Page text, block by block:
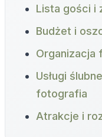
Lista gości i
Budżet i
Organizacja
Usługi
fotografia
Atrakcje i